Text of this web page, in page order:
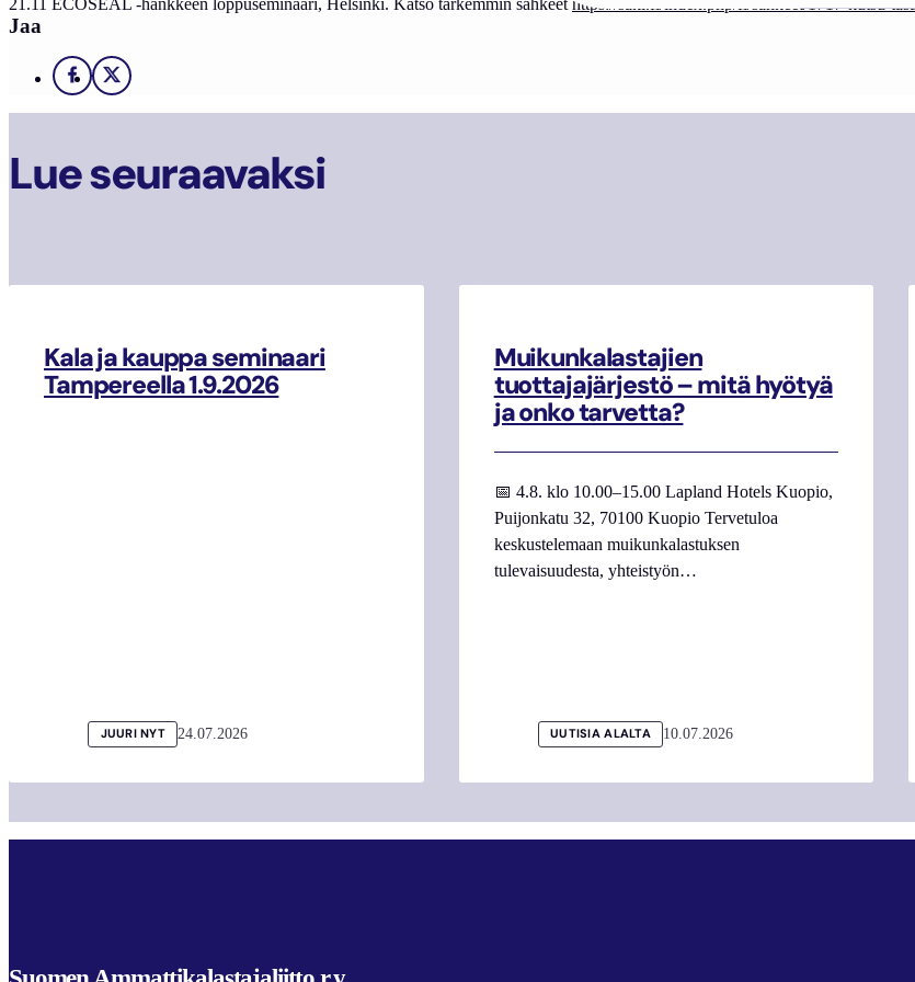
Jaa
Facebook
X
Lue seuraavaksi
Kala ja kauppa seminaari
Tampereella 1.9.2026
JUURI NYT 24.07.2026
Muikunkalastajien
tuottajajärjestö – mitä hyötyä
ja onko tarvetta?
📅 4.8. klo 10.00–15.00 Lapland Hotels Kuopio,
Puijonkatu 32, 70100 Kuopio Tervetuloa
keskustelemaan muikunkalastuksen
tulevaisuudesta, yhteistyön…
UUTISIA ALALTA 10.07.2026